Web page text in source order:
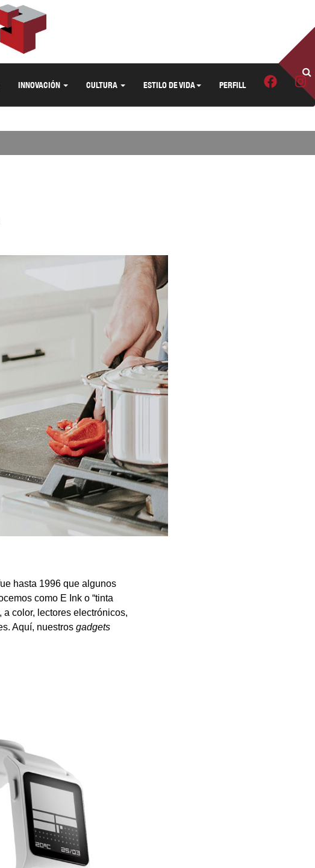
INNOVACIÓN CULTURA ESTILO DE VIDA PERFILL
hasta 1996 que algunos
como E Ink o “tinta
color, lectores electrónicos,
Aquí, nuestros gadgets